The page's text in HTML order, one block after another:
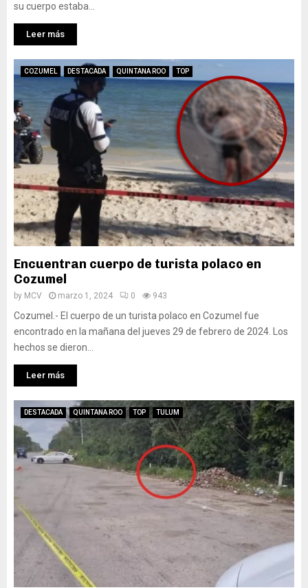
su cuerpo estaba...
Leer más
COZUMEL DESTACADA QUINTANA ROO TOP
Encuentran cuerpo de turista polaco en
Cozumel
by MCV marzo 1, 2024 0 943
Cozumel.- El cuerpo de un turista polaco en Cozumel fue
encontrado en la mañana del jueves 29 de febrero de 2024. Los
hechos se dieron...
Leer más
DESTACADA QUINTANA ROO TOP TULUM